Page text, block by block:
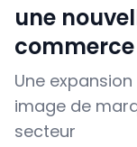
une
Une
image de
secteur